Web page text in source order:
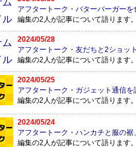
アフタートーク・バターバーガーを
編集の2人が記事について語ります。
2024/05/28
アフタートーク・友だちと2ショッ
編集の2人が記事について語ります。
2024/05/25
アフタートーク・ガジェット通信を
編集の2人が記事について語ります。
2024/05/24
アフタートーク・ハンカチと服の
編集の2人が記事について語ります。